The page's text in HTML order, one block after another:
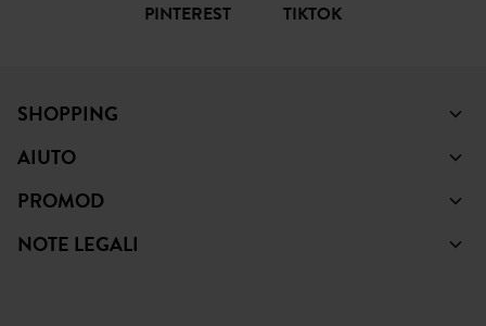
PINTEREST TIKTOK
SHOPPING
AIUTO
PROMOD
NOTE LEGALI